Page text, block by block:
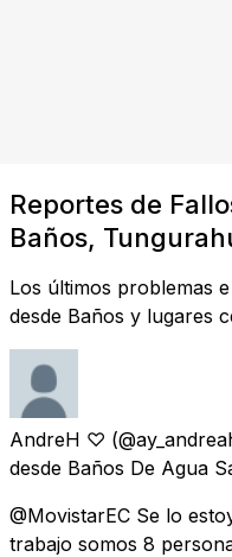
Reportes de
Baños,
Los últimos problemas
desde Baños y lugares
AndreH ♡
desde Baños De Agua
@MovistarEC Se lo
trabajo somos 8